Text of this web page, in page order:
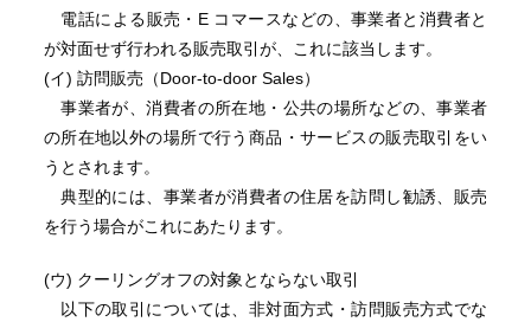
電話による販売・E コマースなどの、事業者と消費者と
が対面せず行われる販売取引が、これに該当します。
(イ) 訪問販売（Door-to-door Sales）
事業者が、消費者の所在地・公共の場所などの、事業者
の所在地以外の場所で行う商品・サービスの販売取引をい
うとされます。
典型的には、事業者が消費者の住居を訪問し勧誘、販売
を行う場合がこれにあたります。
(ウ) クーリングオフの対象とならない取引
以下の取引については、非対面方式・訪問販売方式でな